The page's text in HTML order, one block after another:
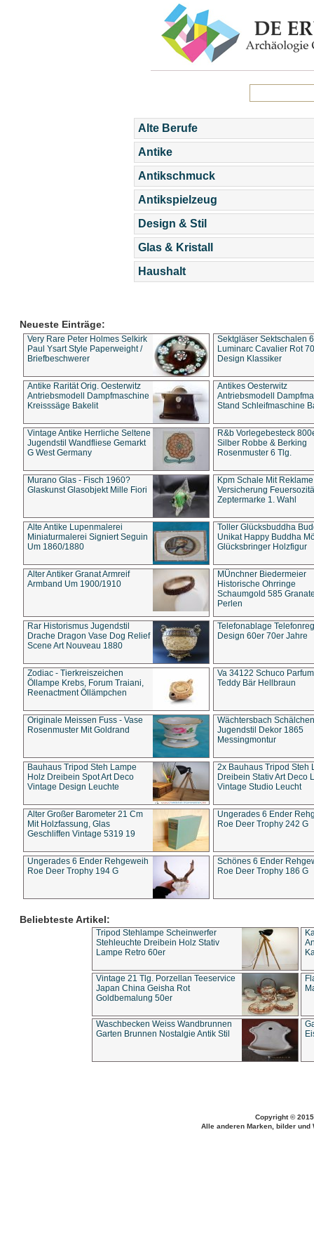
Alte Berufe
Antike
Antikschmuck
Antikspielzeug
Design & Stil
Glas & Kristall
Haushalt
Neueste Einträge:
Very Rare Peter Holmes Selkirk
Paul Ysart Style Paperweight /
Briefbeschwerer
Sektgläser Sektschalen
Luminarc Cavalier Rot
Design Klassiker
Antike Rarität Orig. Oesterwitz
Antriebsmodell Dampfmaschine
Kreisssäge Bakelit
Antikes Oesterwitz
Antriebsmodell
Stand Schleifmaschine
Vintage Antike Herrliche Seltene
Jugendstil Wandfliese Gemarkt
G West Germany
R&b Vorlegebesteck
Silber Robbe & Berking
Rosenmuster 6 Tlg.
Murano Glas - Fisch 1960?
Glaskunst Glasobjekt Mille Fiori
Kpm Schale Mit Reklame
Versicherung
Zeptermarke 1. Wahl
Alte Antike Lupenmalerei
Miniaturmalerei Signiert Seguin
Um 1860/1880
Toller Glücksbuddha
Unikat Happy Buddha
Glücksbringer Holzfigur
Alter Antiker Granat Armreif
Armband Um 1900/1910
MÜnchner Biedermeier
Historische Ohrringe
Schaumgold 585
Perlen
Rar Historismus Jugendstil
Drache Dragon Vase Dog Relief
Scene Art Nouveau 1880
Telefonablage
Design 60er 70er Jahre
Zodiac - Tierkreiszeichen
Öllampe Krebs, Forum Traiani,
Reenactment Öllämpchen
Va 34122 Schuco
Teddy Bär Hellbraun
Originale Meissen Fuss - Vase
Rosenmuster Mit Goldrand
Wächtersbach Schälchen
Jugendstil Dekor 1865
Messingmontur
Bauhaus Tripod Steh Lampe
Holz Dreibein Spot Art Deco
Vintage Design Leuchte
2x Bauhaus Tripod Steh
Dreibein Stativ Art Deco
Vintage Studio Leucht
Alter Großer Barometer 21 Cm
Mit Holzfassung, Glas
Geschliffen Vintage 5319 19
Ungerades 6 Ender
Roe Deer Trophy 242 G
Ungerades 6 Ender Rehgeweih
Roe Deer Trophy 194 G
Schönes 6 Ender
Roe Deer Trophy 186 G
Beliebteste Artikel:
Tripod Stehlampe Scheinwerfer
Stehleuchte Dreibein Holz Stativ
Lampe Retro 60er
Vintage 21 Tlg. Porzellan Teeservice
Japan China Geisha Rot
Goldbemalung 50er
Waschbecken Weiss Wandbrunnen
Garten Brunnen Nostalgie Antik Stil
Copyright ©
Alle anderen Marken, bilder und